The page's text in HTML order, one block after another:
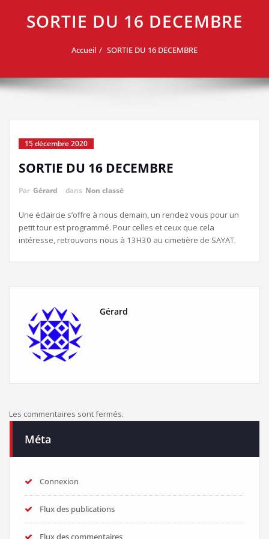
SORTIE DU 16 DECEMBRE
Accueil SORTIE DU 16 DECEMBRE
15 décembre 2020
SORTIE DU 16 DECEMBRE
Par Gérard dans Non classé
Une éclaircie s’offre à nous demain, un rendez vous pour un
petit tour est programmé. Pour celles et ceux que cela
intéresse, retrouvons nous à 13H30 au cimetière de SAYAT.
Gérard
Les commentaires sont fermés.
Méta
Connexion
Flux des publications
Flux des commentaires